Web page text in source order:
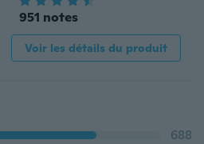
951 notes
Voir les détails du produit
688